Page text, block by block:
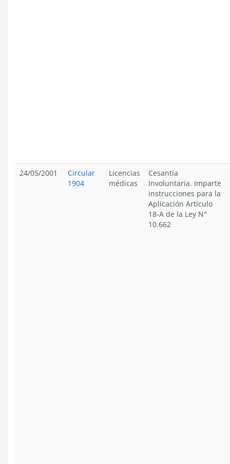
24/05/2001
Circular
1904
Licencias
médicas
Cesantía
Involuntaria. Imparte
instrucciones para la
Aplicación Artículo
18-A de la Ley N°
10.662